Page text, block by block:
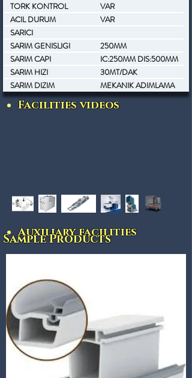
TORK KONTROL
VAR
ACIL DURUM
OTOMATIK ACMA
VAR
SARICI
SARIM GENISLIGI
250MM
SARIM CAPI
IC:250MM DIS:500MM
SARIM HIZI
30MT/DAK
SARIM DIZIM
MEKANIK ADIMLAMA
Facilities videos
Auxiliary facilities
Sample Products